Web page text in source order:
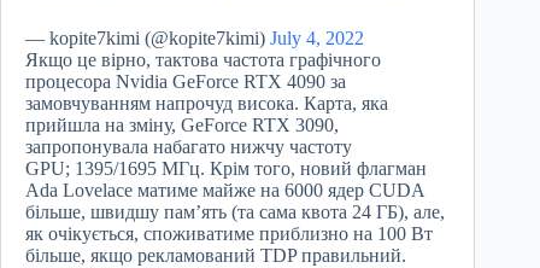
— kopite7kimi (@kopite7kimi) July 4, 2022
Якщо це вірно, тактова частота графічного
процесора Nvidia GeForce RTX 4090 за
замовчуванням напрочуд висока. Карта, яка
прийшла на зміну, GeForce RTX 3090,
запропонувала набагато нижчу частоту
GPU; 1395/1695 МГц. Крім того, новий флагман
Ada Lovelace матиме майже на 6000 ядер CUDA
більше, швидшу пам’ять (та сама квота 24 ГБ), але,
як очікується, споживатиме приблизно на 100 Вт
більше, якщо рекламований TDP правильний.